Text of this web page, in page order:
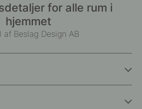
for alle rum i
hjemmet
af Beslag Design AB